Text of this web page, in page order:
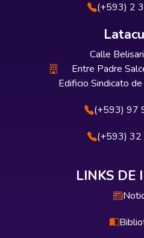
(+593) 2
Calle
Entre Padre
Edificio Sindicato
(+593) 97
(+593)
LINKS DE